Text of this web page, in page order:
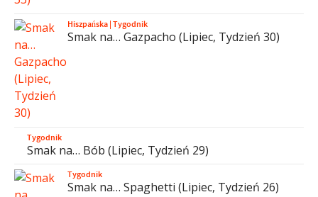
Hiszpańska|Tygodnik
Smak na… Gazpacho (Lipiec, Tydzień 30)
Tygodnik
Smak na… Bób (Lipiec, Tydzień 29)
Tygodnik
Smak na… Spaghetti (Lipiec, Tydzień 26)